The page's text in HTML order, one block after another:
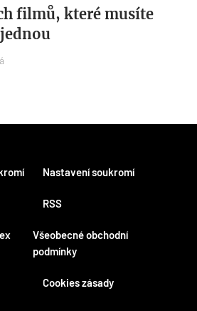
filmů, které musíte
RSS
Všeobecné obchodní
podmínky
Cookies zásady
Nastavení soukromí